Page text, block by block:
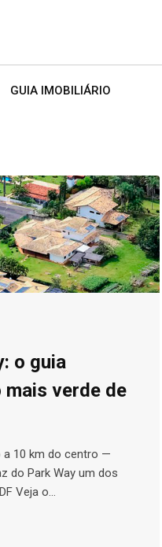
GUIA IMOBILIÁRIO
o guia
verde de
a 10 km do centro —
do Park Way um dos
Veja o…